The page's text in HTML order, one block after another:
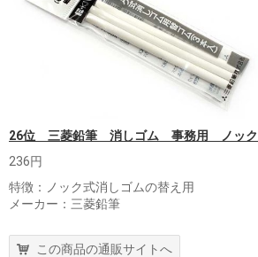
26位 三菱鉛筆 消しゴム 事務用 ノック
236円
特徴：ノック式消しゴムの替え用
メーカー：三菱鉛筆
この商品の通販サイトへ